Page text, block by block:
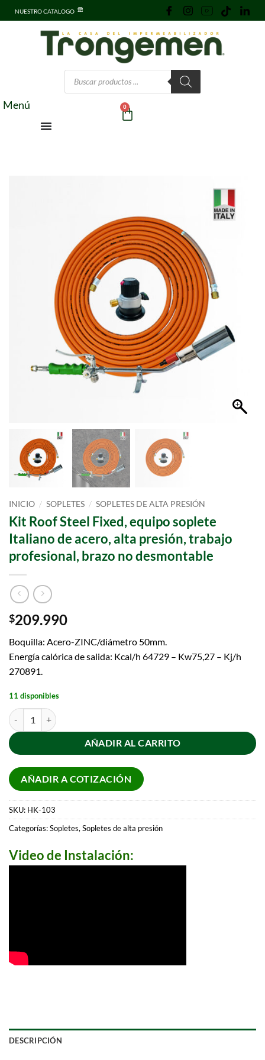
NUESTRO CATALOGO
Menú 0
INICIO / SOPLETES / SOPLETES DE ALTA PRESIÓN
Kit Roof Steel Fixed, equipo soplete
Italiano de acero, alta presión, trabajo
profesional, brazo no desmontable
$209.990
Boquilla: Acero-ZINC/diámetro 50mm.
Energía calórica de salida: Kcal/h 64729 – Kw75,27 – Kj/h
270891.
11 disponibles
AÑADIR AL CARRITO
AÑADIR A COTIZACIÓN
SKU: HK-103
Categorías:Sopletes, Sopletes de alta presión
Video de Instalación:
DESCRIPCIÓN